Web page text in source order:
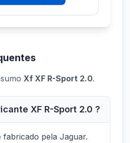
Xf XF R-Sport 2.0.
XF R-Sport 2.0 ?
fabricado pela Jaguar.